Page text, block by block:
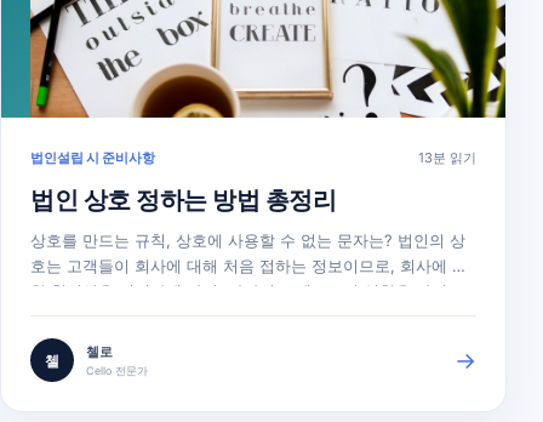
법인설립 시 준비사항 13분 읽기
법인 상호 정하는 방법 총정리
상호를 만드는 규칙, 상호에 사용할 수 없는 문자는? 법인의 상
호는 고객들이 회사에 대해 처음 접하는 정보이므로, 회사에 대
한 첫인상을 결정하게 하며, 하나의 브랜드로서 역할을 하기도
하고, 다른 경쟁기업과 구별하게 하는 역할을 하므로 비지니스
의 관점에서 법인의 상호를 정하는 것은 매우 중요한 일입니다.
법인의 상호(목적, 외국인 성명, 외국주소, 영업소의 본점소재지
첼 첼로
Cello 전문가 →